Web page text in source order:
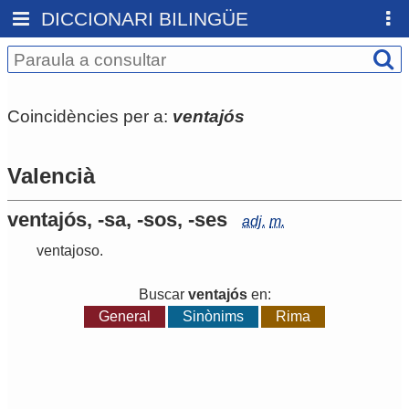
DICCIONARI BILINGÜE
Coincidències per a: ventajós
Valencià
ventajós, -sa, -sos, -ses adj. m.
ventajoso.
Buscar ventajósen:
General
Sinònims Rima